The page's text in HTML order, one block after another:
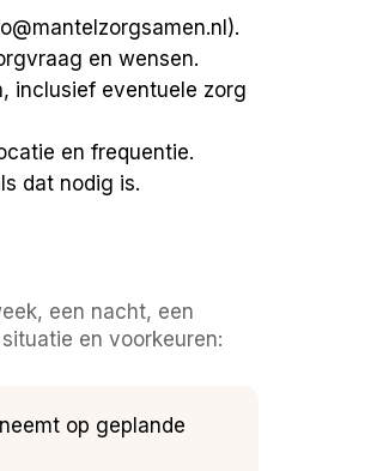
en wensen.
inclusief eventuele zorg
en frequentie.
dat nodig is.
een nacht, een
en voorkeuren:
op geplande